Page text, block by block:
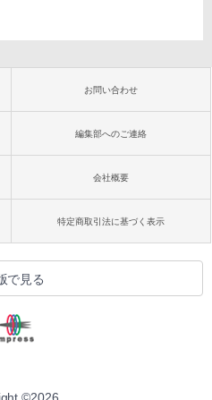
お問い合わせ
編集部へのご連絡
会社概要
特定商取引法に基づく表示
で見る